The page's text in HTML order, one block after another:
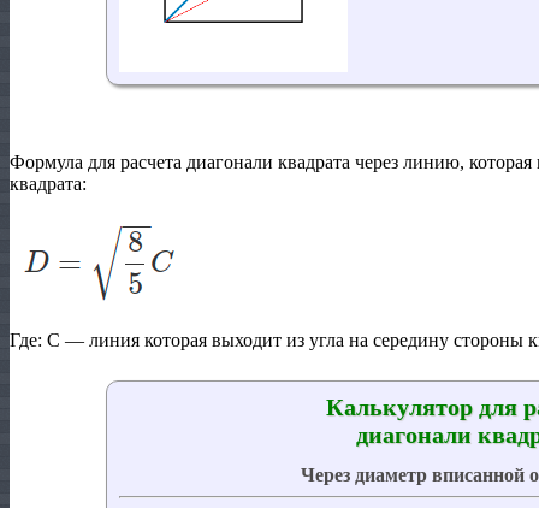
Формула для расчета диагонали квадрата через линию,
квадрата:
Где: C — линия которая выходит из угла на середину стороны